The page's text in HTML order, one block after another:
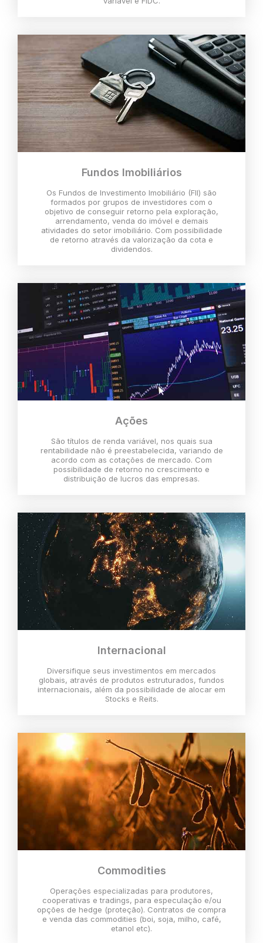
Fundos Imobiliários
Os Fundos de Investimento Imobiliário (FII) são
formados por grupos de investidores com o
objetivo de conseguir retorno pela exploração,
arrendamento, venda do imóvel e demais
atividades do setor imobiliário. Com possibilidade
de retorno através da valorização da cota e
dividendos.
Ações
São títulos de renda variável, nos quais sua
rentabilidade não é preestabelecida, variando de
acordo com as cotações de mercado. Com
possibilidade de retorno no crescimento e
distribuição de lucros das empresas.
Internacional
Diversifique seus investimentos em mercados
globais, através de produtos estruturados, fundos
internacionais, além da possibilidade de alocar em
Stocks e Reits.
Commodities
Operações especializadas para produtores,
cooperativas e tradings, para especulação e/ou
opções de hedge (proteção). Contratos de compra
e venda das commodities (boi, soja, milho, café,
etanol etc).